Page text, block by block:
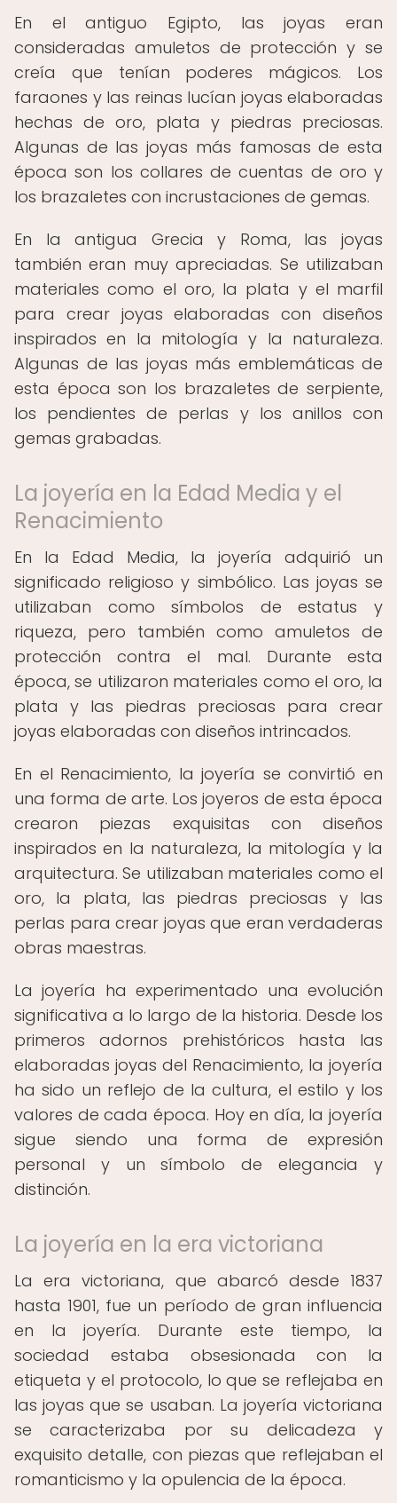
En el antiguo Egipto, las joyas eran
consideradas amuletos de protección y se
creía que tenían poderes mágicos. Los
faraones y las reinas lucían joyas elaboradas
hechas de oro, plata y piedras preciosas.
Algunas de las joyas más famosas de esta
época son los collares de cuentas de oro y
los brazaletes con incrustaciones de gemas.
En la antigua Grecia y Roma, las joyas
también eran muy apreciadas. Se utilizaban
materiales como el oro, la plata y el marfil
para crear joyas elaboradas con diseños
inspirados en la mitología y la naturaleza.
Algunas de las joyas más emblemáticas de
esta época son los brazaletes de serpiente,
los pendientes de perlas y los anillos con
gemas grabadas.
La joyería en la Edad Media y el
Renacimiento
En la Edad Media, la joyería adquirió un
significado religioso y simbólico. Las joyas se
utilizaban como símbolos de estatus y
riqueza, pero también como amuletos de
protección contra el mal. Durante esta
época, se utilizaron materiales como el oro, la
plata y las piedras preciosas para crear
joyas elaboradas con diseños intrincados.
En el Renacimiento, la joyería se convirtió en
una forma de arte. Los joyeros de esta época
crearon piezas exquisitas con diseños
inspirados en la naturaleza, la mitología y la
arquitectura. Se utilizaban materiales como el
oro, la plata, las piedras preciosas y las
perlas para crear joyas que eran verdaderas
obras maestras.
La joyería ha experimentado una evolución
significativa a lo largo de la historia. Desde los
primeros adornos prehistóricos hasta las
elaboradas joyas del Renacimiento, la joyería
ha sido un reflejo de la cultura, el estilo y los
valores de cada época. Hoy en día, la joyería
sigue siendo una forma de expresión
personal y un símbolo de elegancia y
distinción.
La joyería en la era victoriana
La era victoriana, que abarcó desde 1837
hasta 1901, fue un período de gran influencia
en la joyería. Durante este tiempo, la
sociedad estaba obsesionada con la
etiqueta y el protocolo, lo que se reflejaba en
las joyas que se usaban. La joyería victoriana
se caracterizaba por su delicadeza y
exquisito detalle, con piezas que reflejaban el
romanticismo y la opulencia de la época.